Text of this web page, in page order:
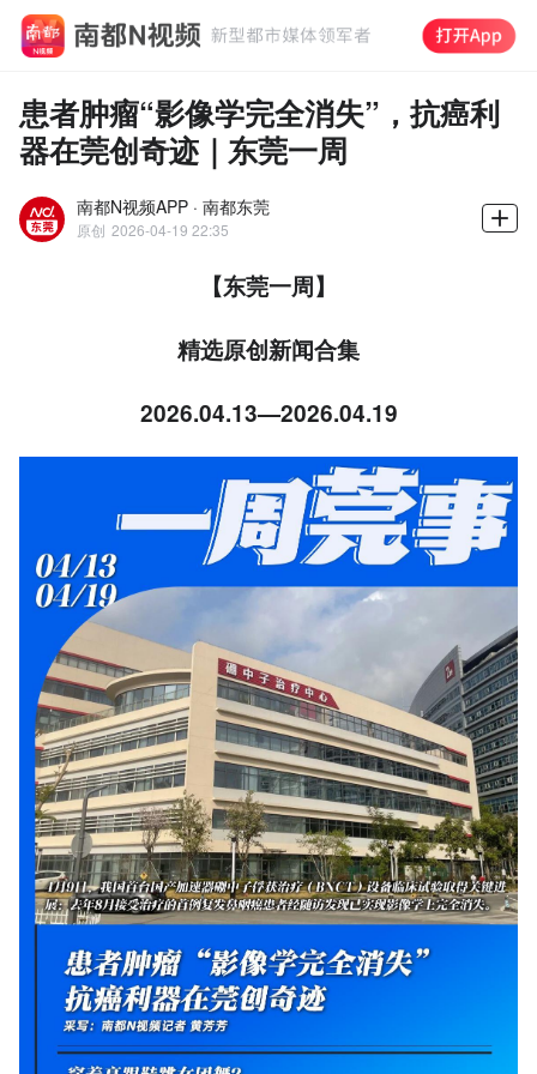
患者肿瘤“影像学完全消失”，抗癌利
器在莞创奇迹｜东莞一周
南都N视频APP · 南都东莞
原创 2026-04-19 22:35
【东莞一周】
精选原创新闻合集
2026.04.13—2026.04.19